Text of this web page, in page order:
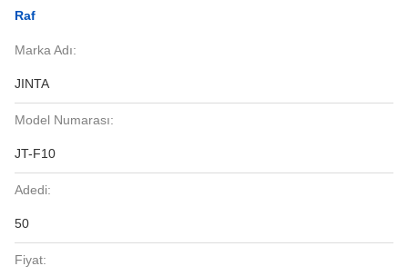
Raf
Marka Adı:
JINTA
Model Numarası:
JT-F10
Adedi:
50
Fiyat: